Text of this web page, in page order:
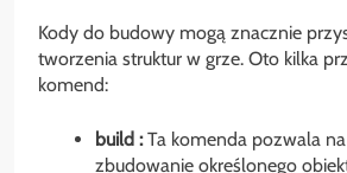
Kody do budowy mogą znacznie
tworzenia struktur w grze. Oto kilka
komend:
build :Ta komenda pozwala
zbudowanie określonego